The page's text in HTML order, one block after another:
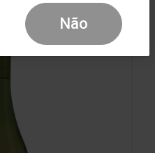
Não